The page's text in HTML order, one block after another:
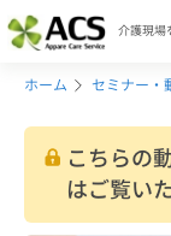
介護現場
ホーム セミナー・
こちらの
はご覧い